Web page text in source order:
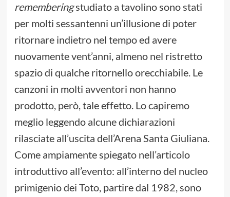
rememberingstudiato a tavolino sono stati
per molti sessantenni un’illusione di poter
ritornare indietro nel tempo ed avere
nuovamente vent’anni, almeno nel ristretto
spazio di qualche ritornello orecchiabile. Le
canzoni in molti avventori non hanno
prodotto, però, tale effetto. Lo capiremo
meglio leggendo alcune dichiarazioni
rilasciate all’uscita dell’Arena Santa Giuliana.
Come ampiamente spiegato nell’articolo
introduttivo all’evento: all’interno del nucleo
primigenio dei Toto, partire dal 1982, sono